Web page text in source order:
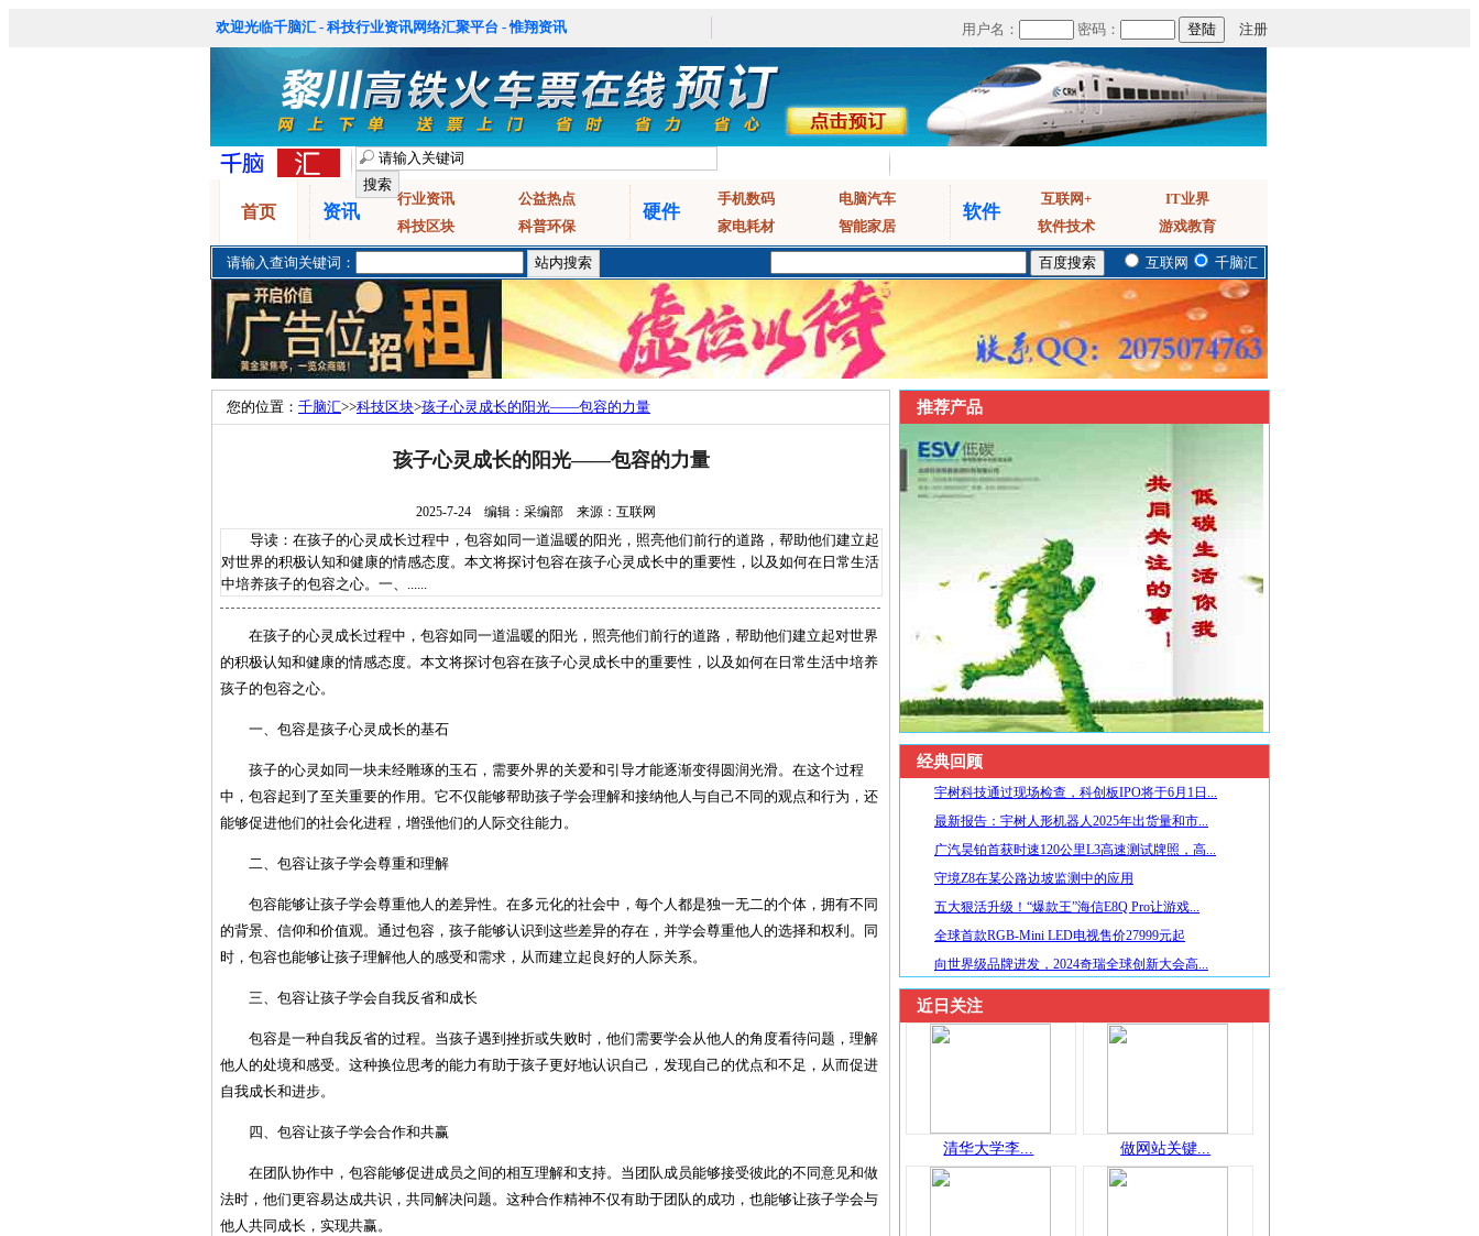
欢迎光临千脑汇 - 科技行业资讯网络汇聚平台 - 惟翔资讯 用户名： 密码： 注册
首页 资讯
行业资讯
公益热点
科技区块
科普环保
硬件
手机数码
电脑汽车
家电耗材
智能家居
软件
互联网+
IT业界
软件技术
游戏教育
请输入查询关键词： 互联网 千脑汇
您的位置： 千脑汇>>科技区块>孩子心灵成长的阳光——包容的力量
孩子心灵成长的阳光——包容的力量
2025-7-24 编辑：采编部 来源：互联网
导读：在孩子的心灵成长过程中，包容如同一道温暖的阳光，照亮他们前行的道路，帮助他们建立起
对世界的积极认知和健康的情感态度。本文将探讨包容在孩子心灵成长中的重要性，以及如何在日常生活
中培养孩子的包容之心。一、......
在孩子的心灵成长过程中，包容如同一道温暖的阳光，照亮他们前行的道路，帮助他们建立起对世界
的积极认知和健康的情感态度。本文将探讨包容在孩子心灵成长中的重要性，以及如何在日常生活中培养
孩子的包容之心。
一、包容是孩子心灵成长的基石
孩子的心灵如同一块未经雕琢的玉石，需要外界的关爱和引导才能逐渐变得圆润光滑。在这个过程
中，包容起到了至关重要的作用。它不仅能够帮助孩子学会理解和接纳他人与自己不同的观点和行为，还
能够促进他们的社会化进程，增强他们的人际交往能力。
二、包容让孩子学会尊重和理解
包容能够让孩子学会尊重他人的差异性。在多元化的社会中，每个人都是独一无二的个体，拥有不同
的背景、信仰和价值观。通过包容，孩子能够认识到这些差异的存在，并学会尊重他人的选择和权利。同
时，包容也能够让孩子理解他人的感受和需求，从而建立起良好的人际关系。
三、包容让孩子学会自我反省和成长
包容是一种自我反省的过程。当孩子遇到挫折或失败时，他们需要学会从他人的角度看待问题，理解
他人的处境和感受。这种换位思考的能力有助于孩子更好地认识自己，发现自己的优点和不足，从而促进
自我成长和进步。
四、包容让孩子学会合作和共赢
在团队协作中，包容能够促进成员之间的相互理解和支持。当团队成员能够接受彼此的不同意见和做
法时，他们更容易达成共识，共同解决问题。这种合作精神不仅有助于团队的成功，也能够让孩子学会与
他人共同成长，实现共赢。
推荐产品
经典回顾
宇树科技通过现场检查，科创板IPO将于6月1日...
最新报告：宇树人形机器人2025年出货量和市...
广汽昊铂首获时速120公里L3高速测试牌照，高...
守境Z8在某公路边坡监测中的应用
五大狠活升级！“爆款王”海信E8Q Pro让游戏...
全球首款RGB-Mini LED电视售价27999元起
向世界级品牌进发，2024奇瑞全球创新大会高...
近日关注
清华大学李... 做网站关键...